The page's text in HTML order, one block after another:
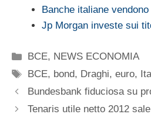
Banche italiane
Jp Morgan investe sui
Categorie
BCE, NEWS ECONOMIA
Tag
BCE, bond, Draghi,euro,
Bundesbank fiduciosa su
Tenaris utile netto 2012